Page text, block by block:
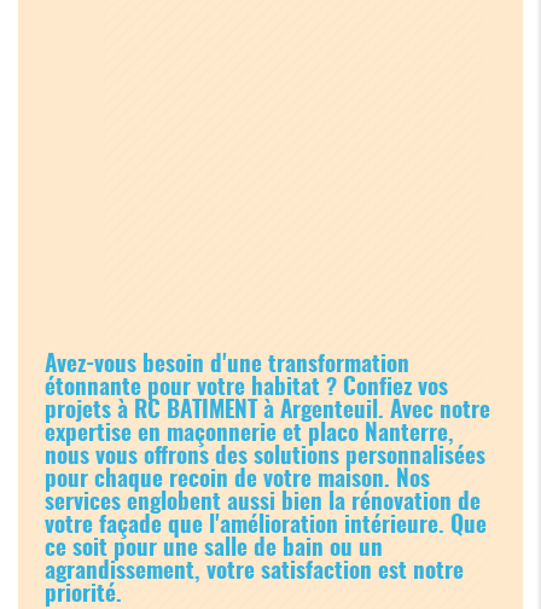
Avez-vous besoin d'une transformation
étonnante pour votre habitat ? Confiez vos
projets à RC BATIMENT à Argenteuil. Avec notre
expertise en maçonnerie et placo Nanterre,
nous vous offrons des solutions personnalisées
pour chaque recoin de votre maison. Nos
services englobent aussi bien la rénovation de
votre façade que l'amélioration intérieure. Que
ce soit pour une salle de bain ou un
agrandissement, votre satisfaction est notre
priorité.